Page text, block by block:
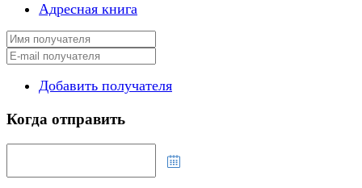
Адресная книга
Добавить получателя
Когда отправить